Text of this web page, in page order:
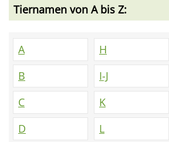
Tiernamen von A bis Z:
A
B
C
D
H
I-J
K
L